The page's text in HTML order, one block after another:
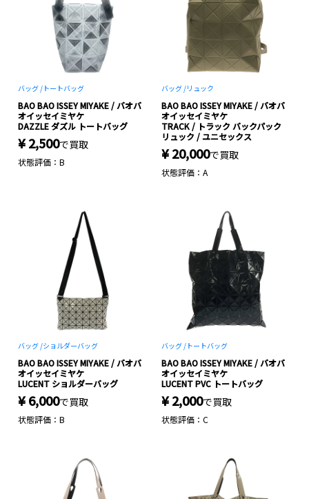
バッグ / トートバッグ
BAO BAO ISSEY MIYAKE / バオバ
オイッセイミヤケ
DAZZLE ダズル トートバッグ
¥ 2,500で買取
状態評価：B
バッグ /リュック
BAO BAO ISSEY MIYAKE / バオバ
オイッセイミヤケ
TRACK / トラック バックパック
リュック / ユニセックス
¥ 20,000で買取
状態評価：A
バッグ /ショルダーバッグ
BAO BAO ISSEY MIYAKE / バオバ
オイッセイミヤケ
LUCENT ショルダーバッグ
¥ 6,000で買取
状態評価：B
バッグ / トートバッグ
BAO BAO ISSEY MIYAKE / バオバ
オイッセイミヤケ
LUCENT PVC トートバッグ
¥ 2,000で買取
状態評価：C